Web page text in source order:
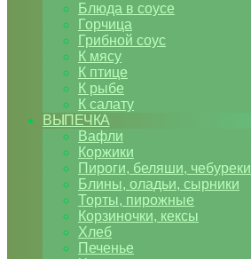
Блюда в соусе
Горчица
Грибной соус
К мясу
К птице
К рыбе
К салату
ВЫПЕЧКА
Вафли
Коржики
Пироги, беляши, чебуреки
Блины, оладьи, сырники
Торты, пирожные
Корзиночки, кексы
Хлеб
Печенье